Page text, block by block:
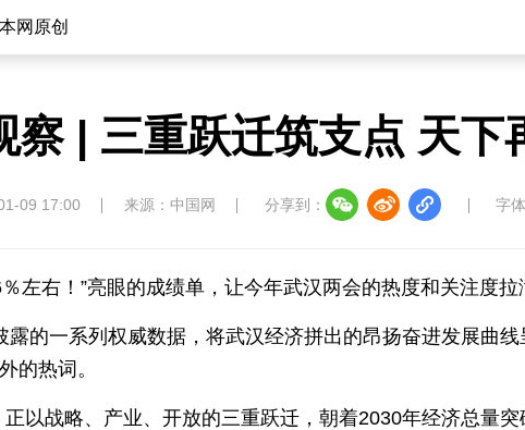
网原创
察 | 三重跃迁筑支点 天下
09 17:00 来源：中国网 分享到： 字体
左右！”亮眼的成绩单，让今年武汉两会的热度和关注度拉
的一系列权威数据，将武汉经济拼出的昂扬奋进发展曲线
的热词。
以战略、产业、开放的三重跃迁，朝着2030年经济总量突